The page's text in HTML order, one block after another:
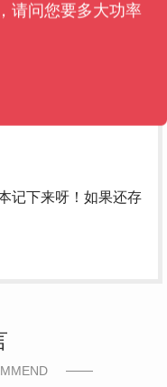
记下来呀！如果还存
请问您要多大功率